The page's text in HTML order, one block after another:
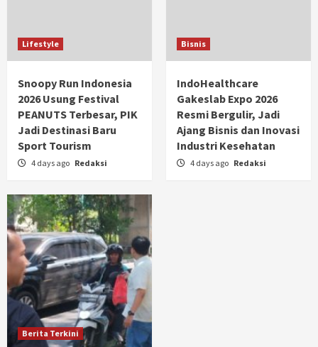
Lifestyle
Snoopy Run Indonesia
2026 Usung Festival
PEANUTS Terbesar, PIK
Jadi Destinasi Baru
Sport Tourism
4 days ago Redaksi
Bisnis
IndoHealthcare
Gakeslab Expo 2026
Resmi Bergulir, Jadi
Ajang Bisnis dan Inovasi
Industri Kesehatan
4 days ago Redaksi
Berita Terkini